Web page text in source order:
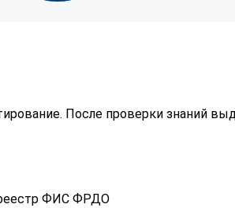
После проверки знаний
реестр ФИС ФРДО